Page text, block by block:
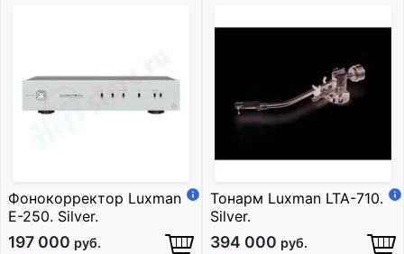
Фонокорректор Luxman
E-250. Silver.
197 000 руб.
Тонарм Luxman LTA-710.
Silver.
394 000 руб.